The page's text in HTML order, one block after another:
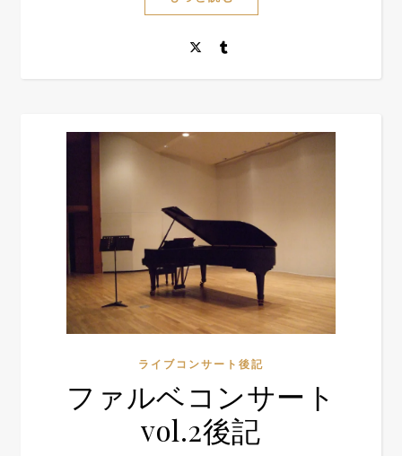
ライブコンサート後記
ファルベコンサート
vol.2後記